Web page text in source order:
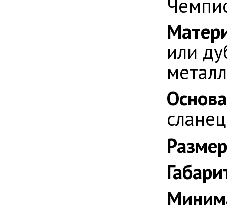
или